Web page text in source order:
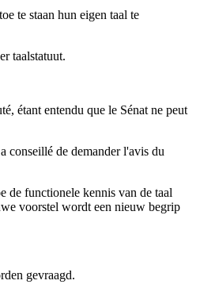
te staan hun eigen taal te
taalstatuut.
étant entendu que le Sénat ne peut
conseillé de demander l'avis du
de functionele kennis van de taal
voorstel wordt een nieuw begrip
gevraagd.